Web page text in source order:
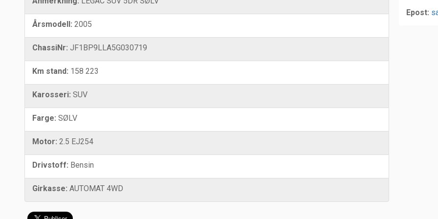
Epost:
Årsmodell: 2005
ChassiNr: JF1BP9LLA5G030719
Km stand: 158 223
Karosseri: SUV
Farge: SØLV
Motor: 2.5 EJ254
Drivstoff: Bensin
Girkasse: AUTOMAT 4WD